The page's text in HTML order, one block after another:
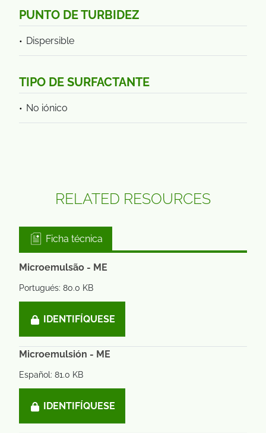
PUNTO DE TURBIDEZ
Dispersible
TIPO DE SURFACTANTE
No iónico
RELATED RESOURCES
Ficha técnica
Microemulsão - ME
Portugués: 80.0 KB
IDENTIFÍQUESE
Microemulsión - ME
Español: 81.0 KB
IDENTIFÍQUESE